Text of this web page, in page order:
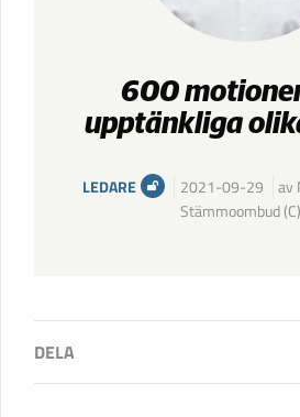
600
upptänkliga
LEDARE 2021-09-29
av
Stämmoombud (C)